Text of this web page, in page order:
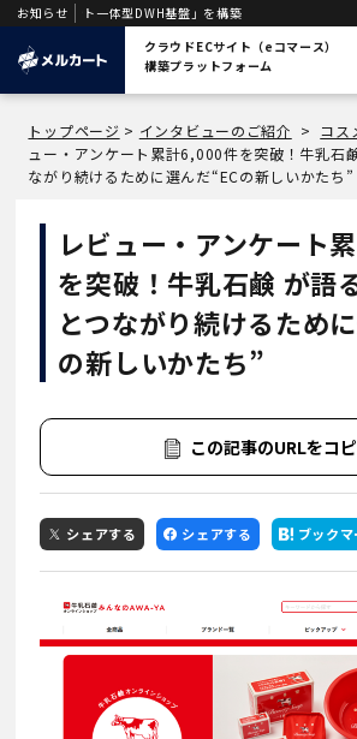
お知らせ
一体型DWH基盤」を構築
クラウドECサイト（eコマース）
構築プラットフォーム
トップページ > インタビューのご紹介 > コス
ュー・アンケート累計6,000件を突破！牛乳石
ながり続けるために選んだ“ECの新しいかたち”
レビュー・アンケート
を突破！牛乳石鹸 が語
とつながり続けるため
の新しいかたち”
この記事のURLをコ
シェアする シェアする ブックマ